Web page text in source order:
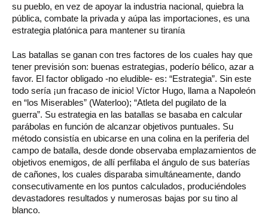
su pueblo, en vez de apoyar la industria nacional, quiebra la
pública, combate la privada y aúpa las importaciones, es una
estrategia platónica para mantener su tiranía
Las batallas se ganan con tres factores de los cuales hay que
tener previsión son: buenas estrategias, poderío bélico, azar a
favor. El factor obligado -no eludible- es: “Estrategia”. Sin este
todo sería ¡un fracaso de inicio! Víctor Hugo, llama a Napoleón
en “los Miserables” (Waterloo); “Atleta del pugilato de la
guerra”. Su estrategia en las batallas se basaba en calcular
parábolas en función de alcanzar objetivos puntuales. Su
método consistía en ubicarse en una colina en la periferia del
campo de batalla, desde donde observaba emplazamientos de
objetivos enemigos, de allí perfilaba el ángulo de sus baterías
de cañones, los cuales disparaba simultáneamente, dando
consecutivamente en los puntos calculados, produciéndoles
devastadores resultados y numerosas bajas por su tino al
blanco.